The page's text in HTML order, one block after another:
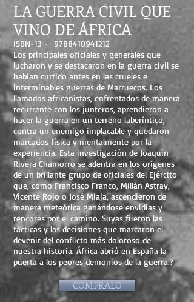
LA GUERRA CIVIL QUE
VINO DE ÁFRICA
ISBN-13 - 9788410941212
Los principales oficiales y generales que
lucharon y se destacaron en la guerra civil se
habían curtido antes en las crueles e
interminables guerras de Marruecos. Los
llamados africanistas, enfrentados de manera
recurrente con los junteros, aprendieron a
hacer la guerra en un terreno laberíntico,
contra un enemigo implacable y quedaron
marcados física y mentalmente por la
experiencia. Esta investigación de Joaquín
Rivera Chamorro se adentra en los orígenes
de un brillante grupo de oficiales del Ejército
que, como Francisco Franco, Millán Astray,
Vicente Rojo o José Miaja, ascendieron de
manera meteórica ganándose envidias y
rencores por el camino. Suyas fueron las
tácticas y las decisiones que marcaron el
devenir del conflicto más doloroso de
nuestra historia. África abrió en España la
puerta a los peores demonios de la guerra.?
CÓMPRALO